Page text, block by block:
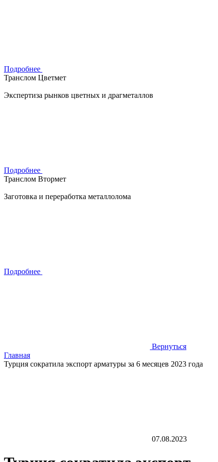
Подробнее
Транслом Цветмет
Экспертиза рынков цветных и драгметаллов
Подробнее
Транслом Втормет
Заготовка и переработка металлолома
Подробнее
Вернуться
Главная
Турция сократила экспорт арматуры за 6 месяцев 2023 года
07.08.2023